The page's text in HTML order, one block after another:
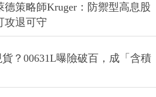
策略師Kruger：防禦型高息股
攻退可守
？00631L曝險破百，成「含積